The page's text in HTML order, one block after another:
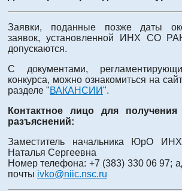
Заявки, поданные позже даты
заявок, установленной ИНХ СО
допускаются.
С документами,
конкурса, можно ознакомиться на
разделе "ВАКАНСИИ".
Контактное лицо для
разъяснений:
Заместитель начальника ЮрО
Наталья Сергеевна
Номер телефона: +7 (383) 330 06 97;
почты ivko@niic.nsc.ru